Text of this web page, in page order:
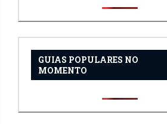
GUIAS POPULARES NO
MOMENTO